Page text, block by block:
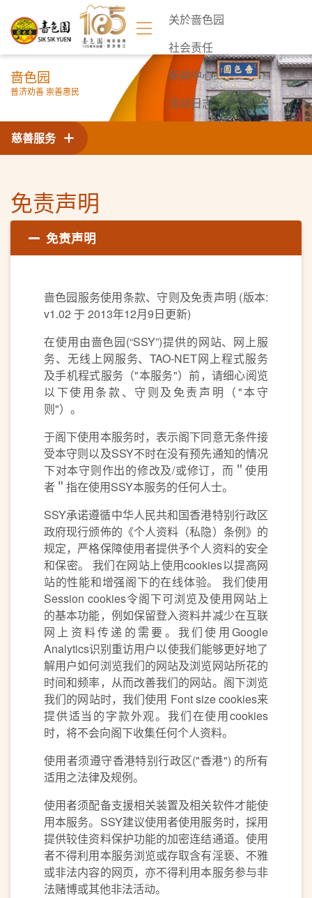
关於啬色园
社会责任
新闻中心
活动日志
啬色园
普济劝善 崇善惠民
慈善服务
免责声明
免责声明
啬色园服务使用条款、守则及免责声明 (版本:
v1.02 于 2013年12月9日更新)
在使用由啬色园(“SSY”)提供的网站、网上服
务、无线上网服务、TAO-NET网上程式服务
及手机程式服务（"本服务"）前，请细心阅览
以下使用条款、守则及免责声明（"本守
则"）。
于阁下使用本服务时，表示阁下同意无条件接
受本守则以及SSY不时在没有预先通知的情况
下对本守则作出的修改及/或修订，而＂使用
者＂指在使用SSY本服务的任何人士。
SSY承诺遵循中华人民共和国香港特别行政区
政府现行颁佈的《个人资料（私隐）条例》的
规定，严格保障使用者提供予个人资料的安全
和保密。 我们在网站上使用cookies以提高网
站的性能和增强阁下的在线体验。 我们使用
Session cookies令阁下可浏览及使用网站上
的基本功能，例如保留登入资料并减少在互联
网上资料传递的需要。我们使用Google
Analytics识别重访用户以使我们能够更好地了
解用户如何浏览我们的网站及浏览网站所花的
时间和频率，从而改善我们的网站。阁下浏览
我们的网站时，我们使用 Font size cookies来
提供适当的字款外观。我们在使用cookies
时，将不会向阁下收集任何个人资料。
使用者须遵守香港特别行政区("香港") 的所有
适用之法律及规例。
使用者须配备支援相关装置及相关软件才能使
用本服务。SSY建议使用者使用服务时，採用
提供较佳资料保护功能的加密连结通道。使用
者不得利用本服务浏览或存取含有淫亵、不雅
或非法内容的网页，亦不得利用本服务参与非
法赌博或其他非法活动。